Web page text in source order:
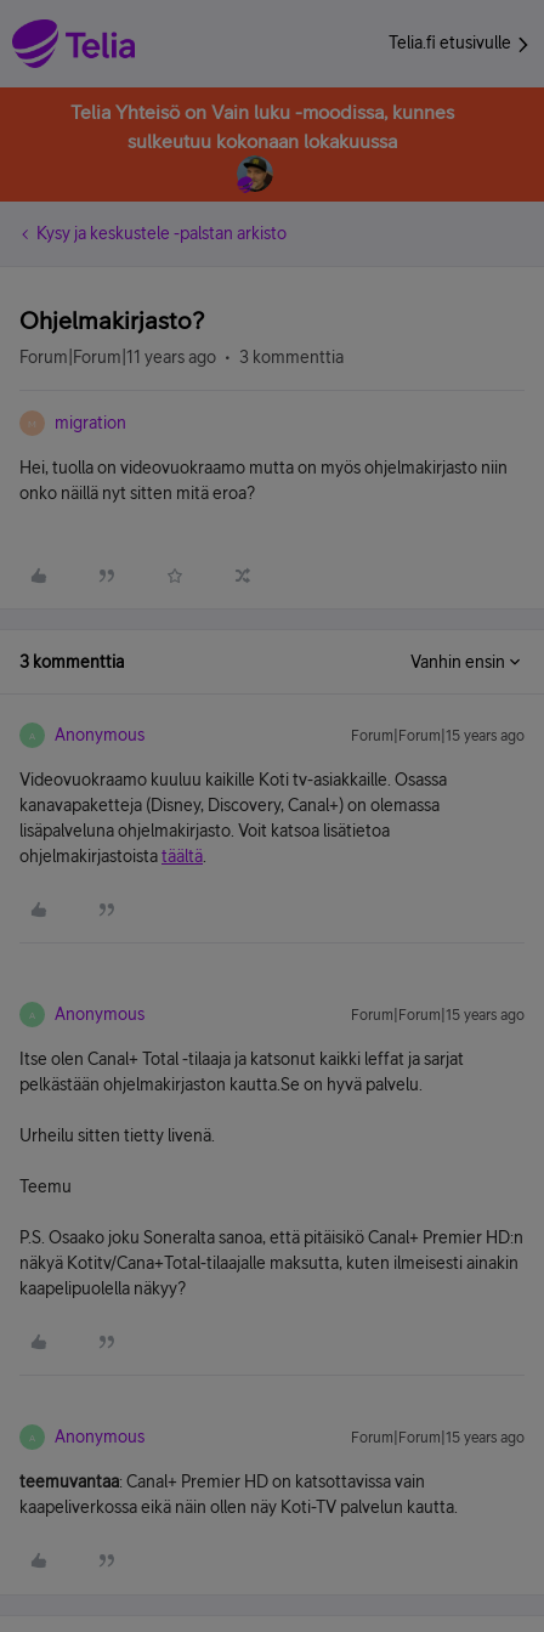
Telia.fi etusivulle
Telia Yhteisö on Vain luku -moodissa, kunnes
sulkeutuu kokonaan lokakuussa
Kysy ja keskustele -palstan arkisto
Ohjelmakirjasto?
Forum|Forum|11 years ago 3 kommenttia
M migration
Hei, tuolla on videovuokraamo mutta on myös ohjelmakirjasto niin
onko näillä nyt sitten mitä eroa?
3 kommenttia Vanhin ensin
A Anonymous Forum|Forum|15 years ago
Videovuokraamo kuuluu kaikille Koti tv-asiakkaille. Osassa
kanavapaketteja (Disney, Discovery, Canal+) on olemassa
lisäpalveluna ohjelmakirjasto. Voit katsoa lisätietoa
ohjelmakirjastoistatäältä
A Anonymous Forum|Forum|15 years ago
Itse olen Canal+ Total -tilaaja ja katsonut kaikki leffat ja sarjat
pelkästään ohjelmakirjaston kautta.Se on hyvä palvelu.
Urheilu sitten tietty livenä.
Teemu
P.S. Osaako joku Soneralta sanoa, että pitäisikö Canal+ Premier HD:n
näkyä Kotitv/Cana+Total-tilaajalle maksutta, kuten ilmeisesti ainakin
kaapelipuolella näkyy?
A Anonymous Forum|Forum|15 years ago
teemuvantaa: Canal+ Premier HD on katsottavissa vain
kaapeliverkossa eikä näin ollen näy Koti-TV palvelun kautta.